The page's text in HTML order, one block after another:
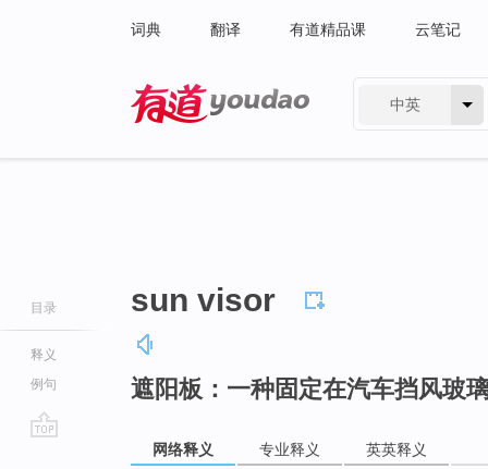
词典 翻译 有道精品课 云笔记
中英
目录
释义
例句
sun visor
遮阳板：一种固定在汽车挡风玻
网络释义 专业释义 英英释义